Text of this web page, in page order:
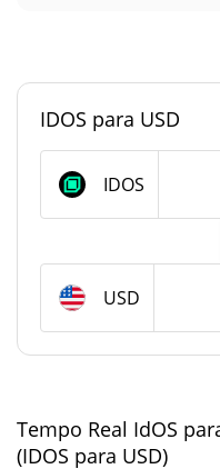
Posição de mercado
Fornecimento de IdOS
circulação
Fornecimento total
IdOS Capitalização
IDOS para USD
IDOS
USD
Tempo Real IdOS
(IDOS para USD)